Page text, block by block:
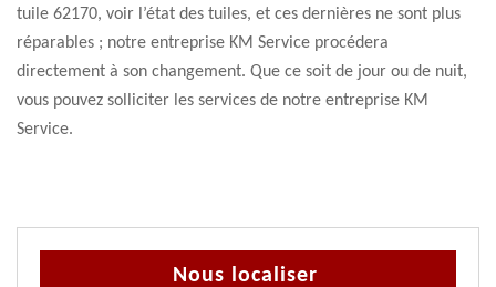
tuile 62170, voir l’état des tuiles, et ces dernières ne sont plus
réparables ; notre entreprise KM Service procédera
directement à son changement. Que ce soit de jour ou de nuit,
vous pouvez solliciter les services de notre entreprise KM
Service.
Nous localiser